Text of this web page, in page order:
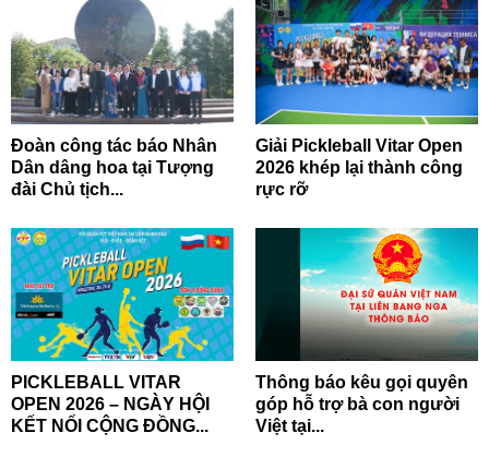
Đoàn công tác báo Nhân
Dân dâng hoa tại Tượng
đài Chủ tịch...
Giải Pickleball Vitar Open
2026 khép lại thành công
rực rỡ
PICKLEBALL VITAR
OPEN 2026 – NGÀY HỘI
KẾT NỐI CỘNG ĐỒNG...
Thông báo kêu gọi quyên
góp hỗ trợ bà con người
Việt tại...